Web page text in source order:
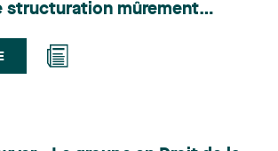
les obligations
et la contestation de
ainsi que les dossiers
la validation juridique de leurs
structuration mûrement